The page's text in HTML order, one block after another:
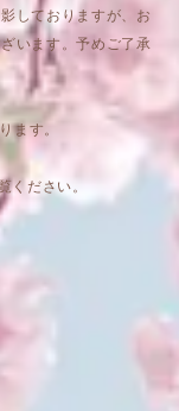
しておりますが、お
います。予めご了承
ます。
ください。